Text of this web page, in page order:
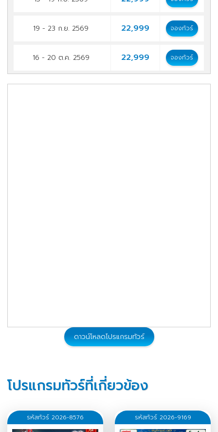
19 - 23 ก.ย. 2569 22,999 จองทัวร์
16 - 20 ต.ค. 2569 22,999 จองทัวร์
20 - 24 ต.ค. 2569 22,999 จองทัวร์
ดาวน์โหลดโปรแกรมทัวร์
โปรแกรมทัวร์ที่เกี่ยวข้อง
รหัสทัวร์ 2026-8576 รหัสทัวร์ 2026-9169